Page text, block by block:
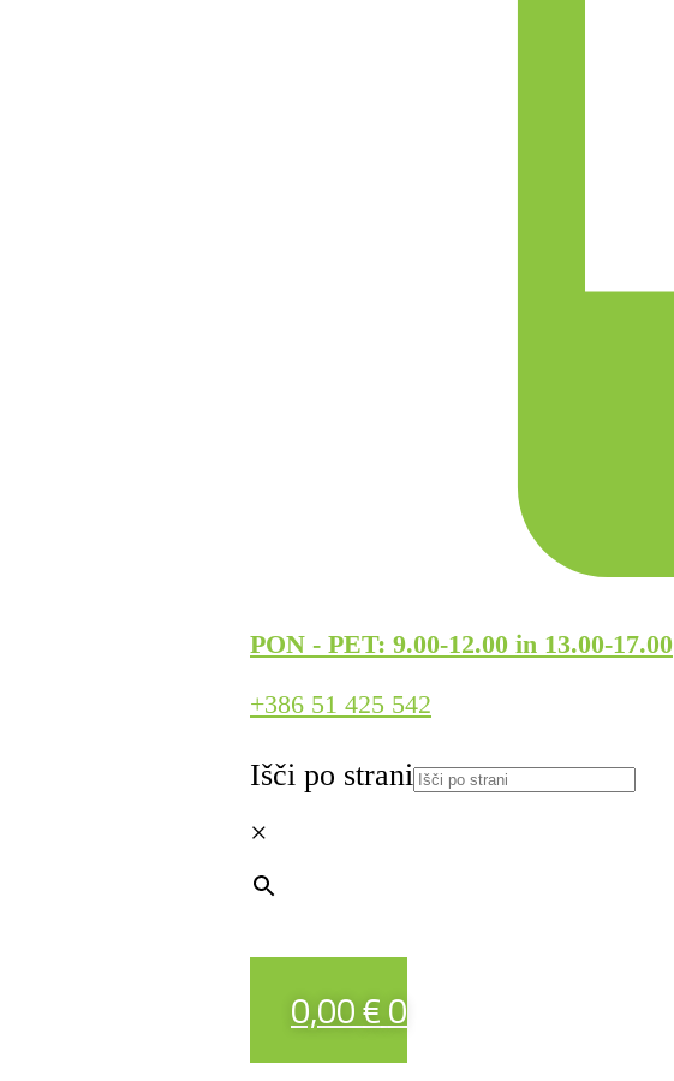
PON - PET: 9.00-12.00 in 13.00-17.00
+386 51 425 542
Išči po strani
×
0,00€0